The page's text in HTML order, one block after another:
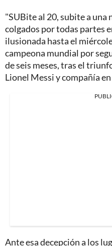
"SUBite al 20, subite a una
colgados por todas partes
ilusionada hasta el
campeona mundial por
de seis meses, tras el
Lionel Messi y compañía
Ante esa decepción a los